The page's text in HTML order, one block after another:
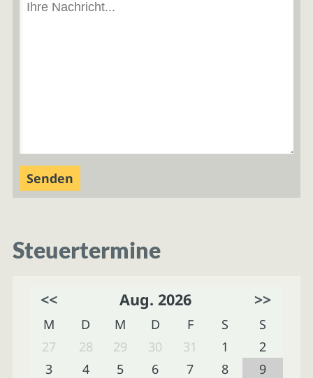
Steuertermine
<< Aug. 2026 >>
M D M D F S
S
27
28 29 30 31 1
2
3
4 5 6 7 8
9